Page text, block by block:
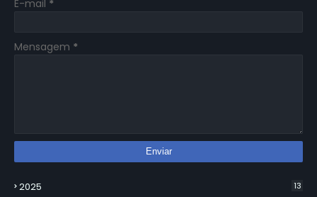
E-mail *
Mensagem *
2025 13